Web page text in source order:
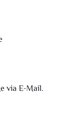
via E-Mail.